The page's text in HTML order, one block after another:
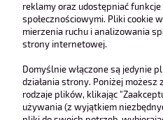
O
Obsługa
reklamy oraz udostępniać
społecznościowymi. Pliki cookie
mierzenia ruchu i analizowania
strony internetowej.
Domyślnie włączone są jedynie
działania strony. Poniżej
rodzaje plików, klikając
używania (z wyjątkiem